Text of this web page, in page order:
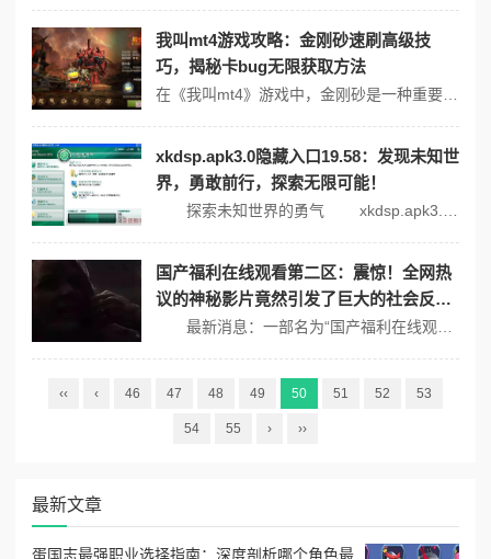
我叫mt4游戏攻略：金刚砂速刷高级技
巧，揭秘卡bug无限获取方法
xkdsp.apk3.0隐藏入口19.58：发现未知世
界，勇敢前行，探索无限可能！
国产福利在线观看第二区：震惊！全网热
议的神秘影片竟然引发了巨大的社会反
响，网友们纷纷表示无法接受！
‹‹ ‹ 46 47 48 49 50 51 52 53
54 55 › ››
最新文章
蛋国志最强职业选择指南：深度剖析哪个角色最